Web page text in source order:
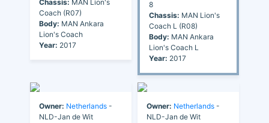
Chassis: MAN Lion's
Coach (R07)
Body: MAN Ankara
Lion's Coach
Year: 2017
8
Chassis: MAN Lion's
Coach L (R08)
Body: MAN Ankara
Lion's Coach L
Year: 2017
Owner: Netherlands -
NLD-Jan de Wit
Owner: Netherlands -
NLD-Jan de Wit